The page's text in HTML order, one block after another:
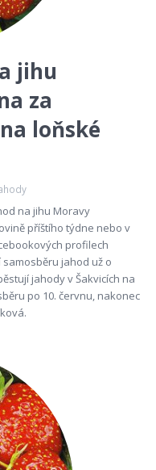
jihu
za
loňské
na jihu Moravy
příštího týdne nebo v
profilech
jahod už o
jahody v Šakvicích na
po 10. červnu, nakonec